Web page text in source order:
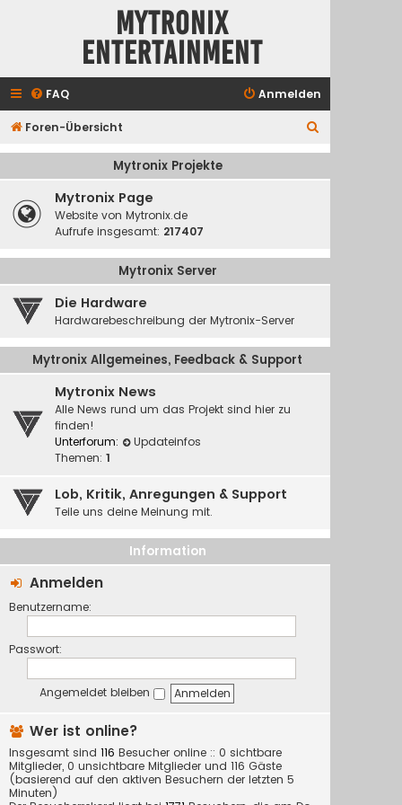
Mytronix
Entertainment
FAQ Anmelden
Foren-Übersicht
u
Mytronix Projekte
Mytronix Page
Website von Mytronix.de
Aufrufe insgesamt: 217407
Mytronix Server
Die Hardware
Hardwarebeschreibung der Mytronix-Server
Mytronix Allgemeines, Feedback & Support
Mytronix News
Alle News rund um das Projekt sind hier zu
finden!
Unterforum:
Updateinfos
Themen: 1
Lob, Kritik, Anregungen & Support
Teile uns deine Meinung mit.
Information
Anmelden
Benutzername:
Passwort:
Angemeldet bleiben
Wer ist online?
Insgesamt sind 116 Besucher online :: 0 sichtbare
Mitglieder, 0 unsichtbare Mitglieder und 116 Gäste
(basierend auf den aktiven Besuchern der letzten 5
Minuten)